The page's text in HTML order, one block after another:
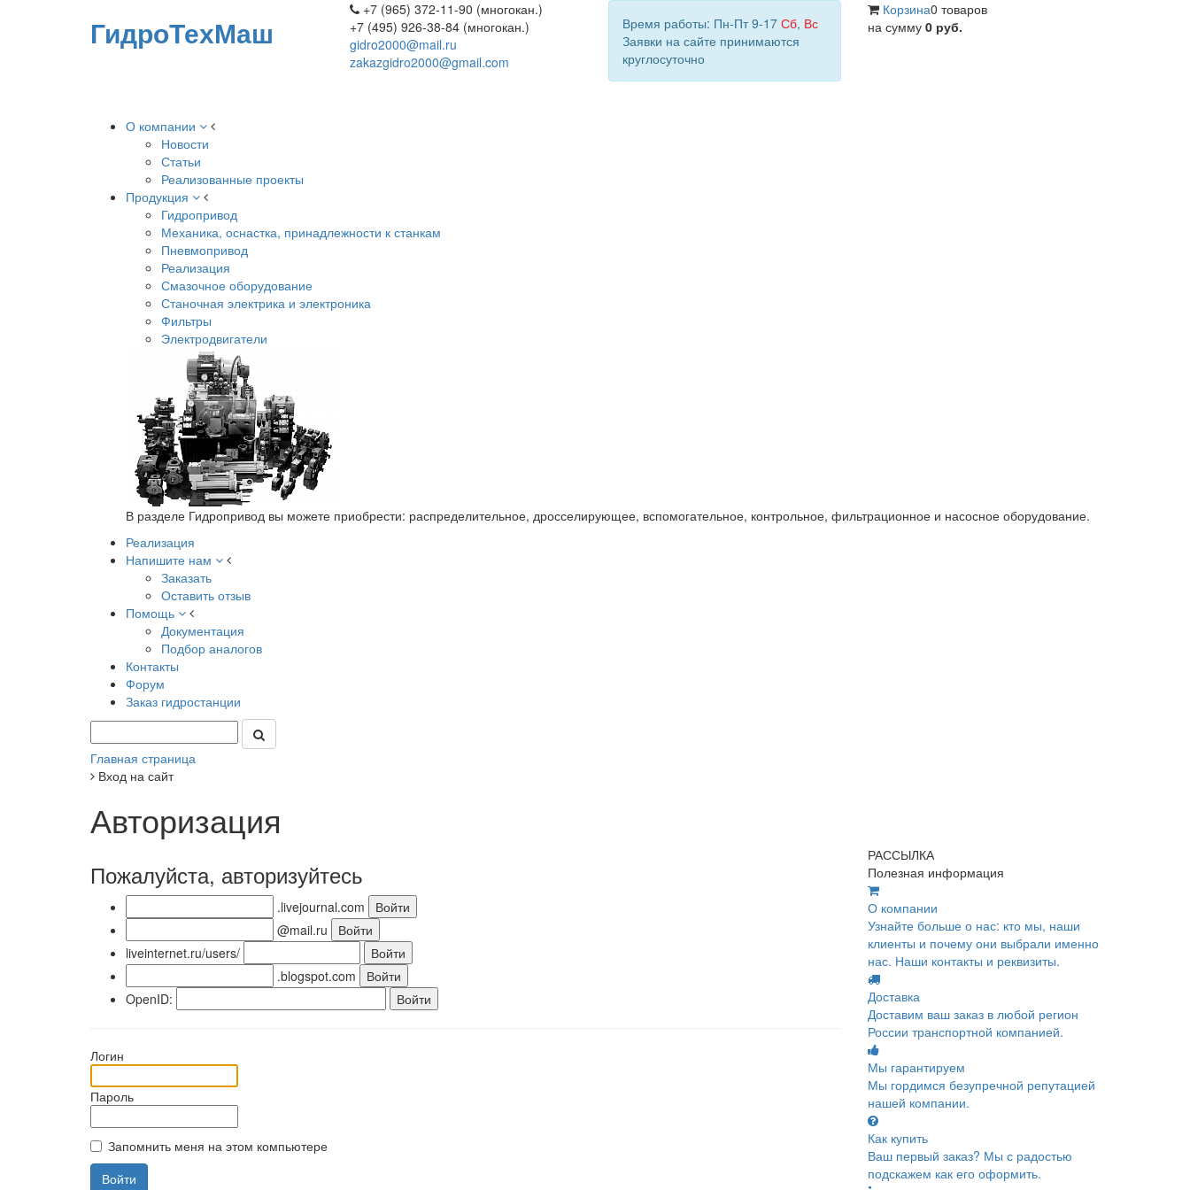
ГидроТехМаш
+7 (965) 372-11-90 (многокан.)
+7 (495) 926-38-84 (многокан.)
gidro2000@mail.ru
zakazgidro2000@gmail.com
Время работы: Пн-Пт 9-17 Сб, Вс
Заявки на сайте принимаются
круглосуточно
Корзина0 товаров
на сумму 0 руб.
О компании
Новости
Статьи
Реализованные проекты
Продукция
Гидропривод
Механика, оснастка, принадлежности к станкам
Пневмопривод
Реализация
Смазочное оборудование
Станочная электрика и электроника
Фильтры
Электродвигатели
В разделе Гидропривод вы можете приобрести: распределительное, дросселирующее, вспомогательное, контрольное, фильтрационное и насосное оборудование.
Реализация
Напишите нам
Заказать
Оставить отзыв
Помощь
Документация
Подбор аналогов
Контакты
Форум
Заказ гидростанции
Главная страница
Вход на сайт
Авторизация
Пожалуйста, авторизуйтесь
.livejournal.com
@mail.ru
liveinternet.ru/users/
.blogspot.com
OpenID:
Логин
Пароль
Запомнить меня на этом компьютере
РАССЫЛКА
Полезная информация
О компании
Узнайте больше о нас: кто мы, наши
клиенты и почему они выбрали именно
нас. Наши контакты и реквизиты.
Доставка
Доставим ваш заказ в любой регион
России транспортной компанией.
Мы гарантируем
Мы гордимся безупречной репутацией
нашей компании.
Как купить
Ваш первый заказ? Мы с радостью
подскажем как его оформить.